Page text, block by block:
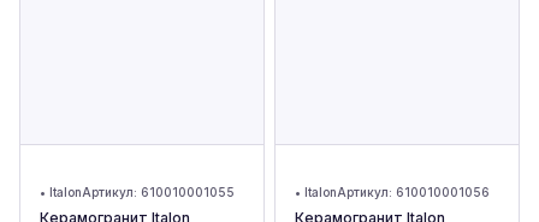
• ItalonАртикул: 610010001055
Керамогранит Italon
• ItalonАртикул: 610010001056
Керамогранит Italon